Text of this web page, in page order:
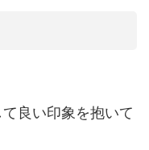
良い印象を抱いて